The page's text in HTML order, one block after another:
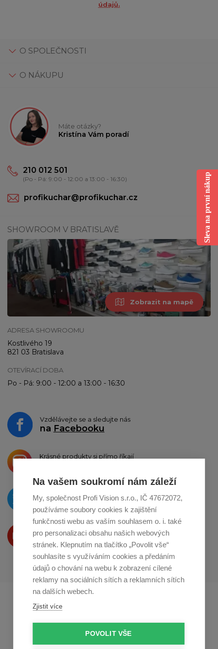
údajů.
O SPOLEČNOSTI
O NÁKUPU
Máte otázky?
Kristína Vám poradí
210 012 501
(Po - Pá: 9:00 - 12:00 a 13:00 - 16:30)
profikuchar@profikuchar.cz
SHOWROOM V BRATISLAVĚ
Zobrazit na mapě
ADRESA SHOWROOMU
Kostlivého 19
821 03 Bratislava
OTEVÍRACÍ DOBA
Po - Pá: 9:00 - 12:00 a 13:00 - 16:30
Vzdělávejte se a sledujte nás
na Facebooku
Krásné produkty si přímo říkají
O novinkách píšeme
naTwitteru
Produkty Vám představujeme
na Youtube
Profikuchar.sk
Na vašem soukromí nám záleží
My, společnost Profi Vision s.r.o., IČ 47672072,
používáme soubory cookies k zajištění
funkčnosti webu as vaším souhlasem o. i. také
pro personalizaci obsahu našich webových
stránek. Klepnutím na tlačítko „Povolit vše“
souhlasíte s využíváním cookies a předáním
údajů o chování na webu k zobrazení cílené
reklamy na sociálních sítích a reklamních sítích
na dalších webech.
Zjistit více
POVOLIT VŠE
Sleva na první nákup